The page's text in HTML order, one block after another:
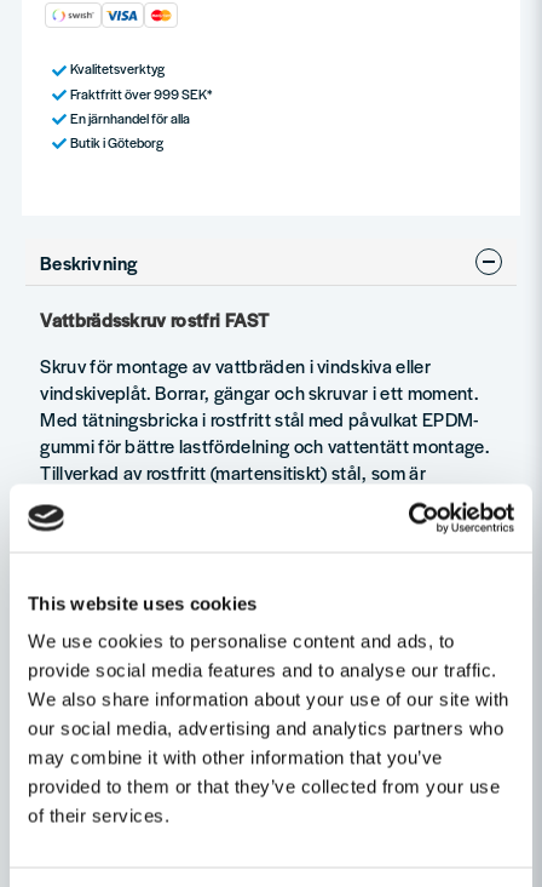
This website uses cookies
We use cookies to personalise content and ads, to
provide social media features and to analyse our traffic.
We also share information about your use of our site with
our social media, advertising and analytics partners who
may combine it with other information that you’ve
provided to them or that they’ve collected from your use
of their services.
Kvalitetsverktyg
Fraktfritt över 999 SEK*
En järnhandel för alla
Butik i Göteborg
Beskrivning
Vattbrädsskruv rostfri FAST
Skruv för montage av vattbräden i vindskiva eller
vindskiveplåt. Borrar, gängar och skruvar i ett moment.
Med tätningsbricka i rostfritt stål med påvulkat EPDM-
gummi för bättre lastfördelning och vattentätt montage.
Tillverkad av rostfritt (martensitiskt) stål, som är
magnetiskt. Kallas även för 410-stål. Material: Rostfri A2.
Burk.
Dimension 4,2x25mm
Bits T20
Färg Svart
RAL 9011
Ställ en produktfråga
question
Fråga oss något om denna produkten...
Relaterade kategorier